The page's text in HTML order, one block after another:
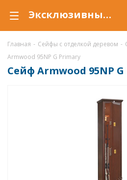
Эксклюзивный сейф Armwood 95NP G Primary с отделкой деревом
Главная - Сейфы с отделкой деревом -
Armwood 95NP G Primary
Сейф Armwood 95NP